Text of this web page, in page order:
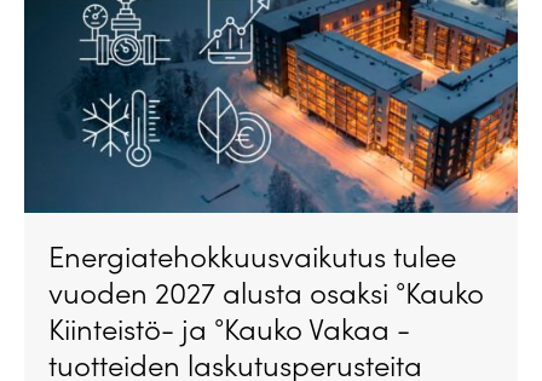
Energiatehokkuusvaikutus tulee
vuoden 2027 alusta osaksi °Kauko
Kiinteistö- ja °Kauko Vakaa -
tuotteiden laskutusperusteita